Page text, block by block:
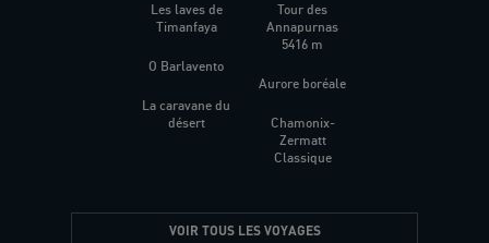
Les laves de
Timanfaya
O Barlavento
La caravane du
désert
Tour des
Annapurnas
5416 m
Aurore boréale
Chamonix-
Zermatt
Classique
VOIR TOUS LES VOYAGES